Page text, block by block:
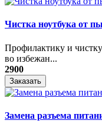
Чистка ноутбука от
Профилактику и
во избежан...
2900
Заказать
Замена разъема